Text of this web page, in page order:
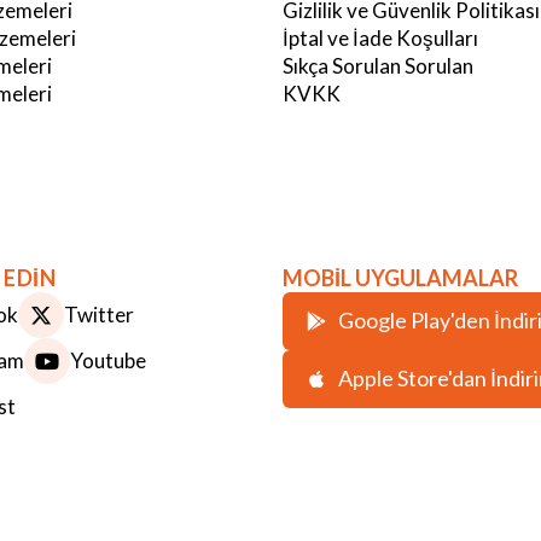
Gizlilik ve Güvenlik Politikası
İptal ve İade Koşulları
Sıkça Sorulan Sorulan
KVKK
Twitter
Youtube
MOBİL UYGULAMALAR
Google Play'den
Apple Store'dan